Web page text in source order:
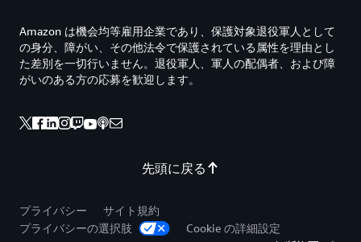
先頭に戻る
Amazon は機会均等雇用企業であり、保護対象退役軍人として
の身分、障がい、その他法令で保護されている属性を理由とし
た差別を一切行いません。退役軍人、軍人の配偶者、および障
がいのある方の応募を歓迎します。
プライバシー
サイト規約
プライバシーの選択肢
Cookie の詳細設定